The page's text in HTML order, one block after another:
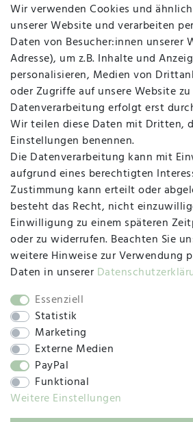
Vertrag widerrufen
MAPALI VOR ORT
Herzogstraße 10
47533 Kleve
Montag, Dienstag, Donnerstag,
09:00 Uhr bis 13:00 Uhr
Mittwoch
09:00 Uhr bis 12:00 Uhr
SOCIAL
Wir verwenden Cookies und
unserer Website und verarbeiten
Daten von Besucher:innen unserer
Adresse), um z.B. Inhalte und
personalisieren, Medien von
oder Zugriffe auf unsere Website
Datenverarbeitung erfolgt erst
Wir teilen diese Daten mit Dritten,
Einstellungen benennen.
Die Datenverarbeitung kann mit
aufgrund eines berechtigten
Zustimmung kann erteilt oder
besteht das Recht, nicht
Einwilligung zu einem späteren
oder zu widerrufen. Beachten Sie
weitere Hinweise zur Verwendung
Daten in unserer
Essenziell
Statistik
Marketing
Externe Medien
PayPal
Funktional
Weitere Einstellungen